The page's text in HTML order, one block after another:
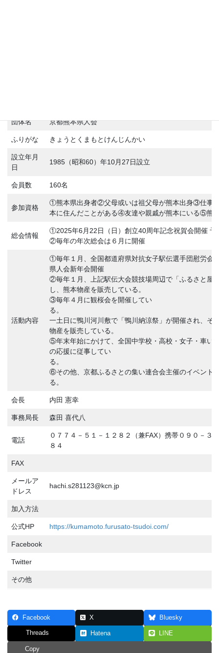
団体名 京都熊本県人会
ふりがな きょうとくまもとけんじんかい
設立年月
日
1985（昭和60）年10月27日設立
会員数 160名
参加資格
①熊本県出身者②父母或いは祖父母が熊本出身③仕事
本に住んだことがある④友達や親戚が熊本にいる⑤熊
総会情報
①2025年6月22日（日）創立40周年記念祝賀会開催 予
②毎年の年次総会は６月に開催
活動内容
①毎年１月、全国都道府県対抗女子駅伝選手団慰労会
県人会新年会開催
②毎年１月、上記駅伝大会競技場周辺で「ふるさと屋
し、熊本物産を販売している。
③毎年４月に観桜会を開催してい
る。 ④毎年８
一土日に鴨川河川敷で「鴨川納涼祭」が開催され、そ
物産を販売している。
⑤年末年始にかけて、全国中学校・高校・女子・車い
の応援に従事してい
る
⑥その他、京都ふるさとの集い連合会主催のイベント
る。
会長 内田 憲幸
事務局長 森田 喜代八
電話
０７７４－５１－１２８２（兼FAX）携帯０９０－３
８４
FAX
メールア
ドレス
hachi.s281123@kcn.jp
加入方法
公式HP https://kumamoto.furusato-tsudoi.com/
Facebook
Twitter
その他
Facebook X Bluesky
Threads Hatena LINE
Copy